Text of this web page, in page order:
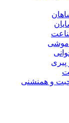
و همنشنى